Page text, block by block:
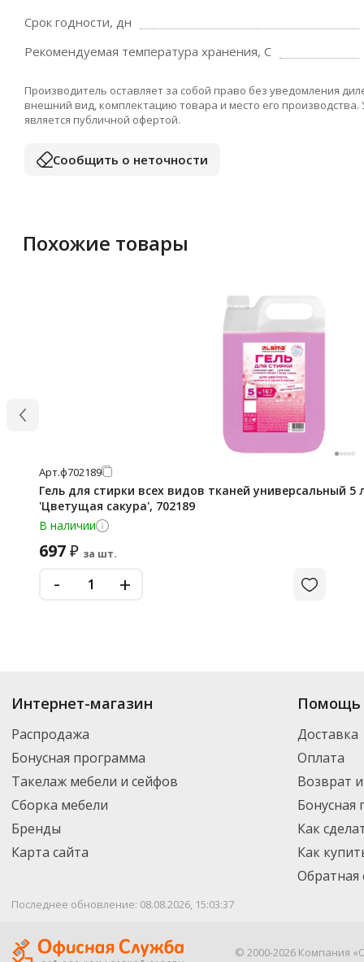
Срок годности, дн
Рекомендуемая температура хранения, C
Производитель оставляет за собой право без уведомления
внешний вид, комплектацию товара и место его
является публичной офертой.
Сообщить о неточности
Похожие товары
Арт.ф702189
Гель для стирки всех видов тканей универсальный 5 л,
'Цветущая сакура', 702189
В наличии
697₽ за шт.
- +
Интернет-магазин
Распродажа
Бонусная программа
Такелаж мебели и сейфов
Сборка мебели
Бренды
Карта сайта
Помощь
Доставка
Оплата
Возврат
Бонусная
Как
Как
Обратная
Последнее обновление: 08.08.2026, 15:03:37
© 2000-2026 Компания